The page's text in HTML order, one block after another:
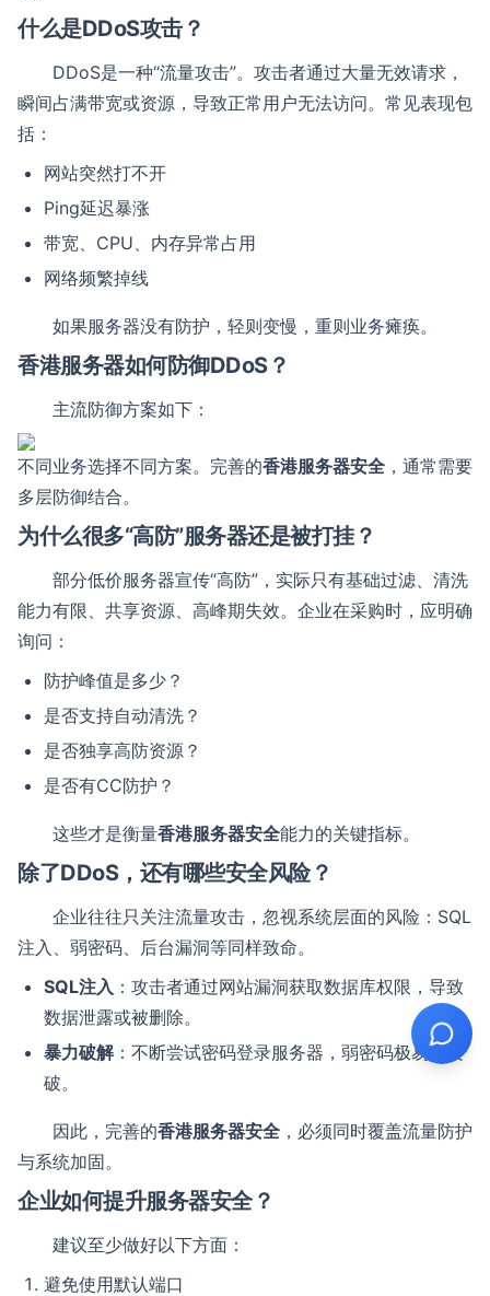
什么是DDoS攻击？
DDoS是一种“流量攻击”。攻击者通过大量无效请求，
瞬间占满带宽或资源，导致正常用户无法访问。常见表现包
括：
网站突然打不开
Ping延迟暴涨
带宽、CPU、内存异常占用
网络频繁掉线
如果服务器没有防护，轻则变慢，重则业务瘫痪。
香港服务器如何防御DDoS？
主流防御方案如下：
不同业务选择不同方案。完善的香港服务器安全 ，通常需要
多层防御结合。
为什么很多“高防”服务器还是被打挂？
部分低价服务器宣传“高防”，实际只有基础过滤、清洗
能力有限、共享资源、高峰期失效。企业在采购时，应明确
询问：
防护峰值是多少？
是否支持自动清洗？
是否独享高防资源？
是否有CC防护？
这些才是衡量香港服务器安全能力的关键指标。
除了DDoS，还有哪些安全风险？
企业往往只关注流量攻击，忽视系统层面的风险：SQL
注入、弱密码、后台漏洞等同样致命。
SQL注入 ：攻击者通过网站漏洞获取数据库权限，导致
数据泄露或被删除。
暴力破解：不断尝试密码登录服务器，弱密码极易被攻
破。
因此，完善的香港服务器安全 ，必须同时覆盖流量防护
与系统加固。
企业如何提升服务器安全？
建议至少做好以下方面：
避免使用默认端口